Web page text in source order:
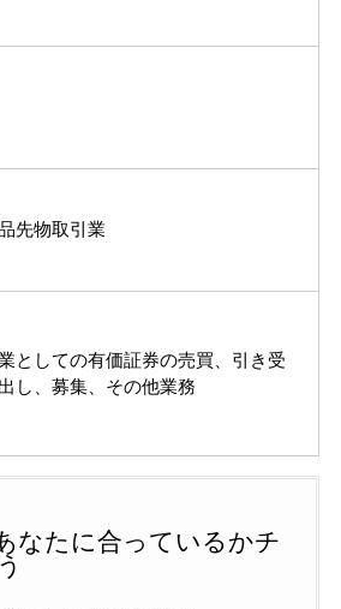
先物取引業
としての有価証券の売買、引き受
し、募集、その他業務
なたに合っているかチ